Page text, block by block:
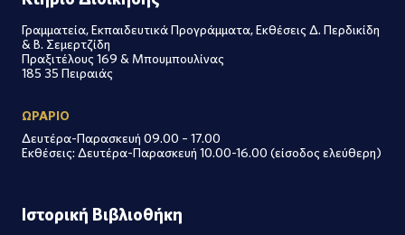
Γραμματεία, Εκπαιδευτικά Προγράμματα, Εκθέσεις Δ. Περδικίδη
& Β. Σεμερτζίδη
Πραξιτέλους 169 & Μπουμπουλίνας
185 35 Πειραιάς
ΩΡΑΡΙΟ
Δευτέρα-Παρασκευή 09.00 – 17.00
Εκθέσεις: Δευτέρα-Παρασκευή 10.00-16.00 (είσοδος ελεύθερη)
Ιστορική Βιβλιοθήκη